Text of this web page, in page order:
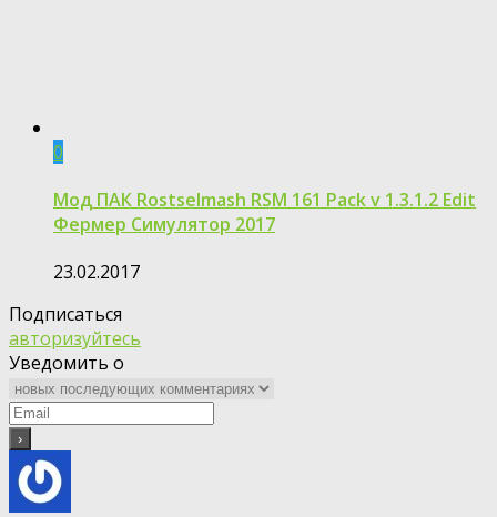
0
Мод ПАК Rostselmash RSM 161 Pack v 1.3.1.2 Edit
Фермер Симулятор 2017
23.02.2017
Подписаться
авторизуйтесь
Уведомить о